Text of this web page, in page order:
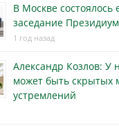
В Москве состоялось
заседание
1 год назад
Александр Козлов: У
может быть скрытых
устремлений